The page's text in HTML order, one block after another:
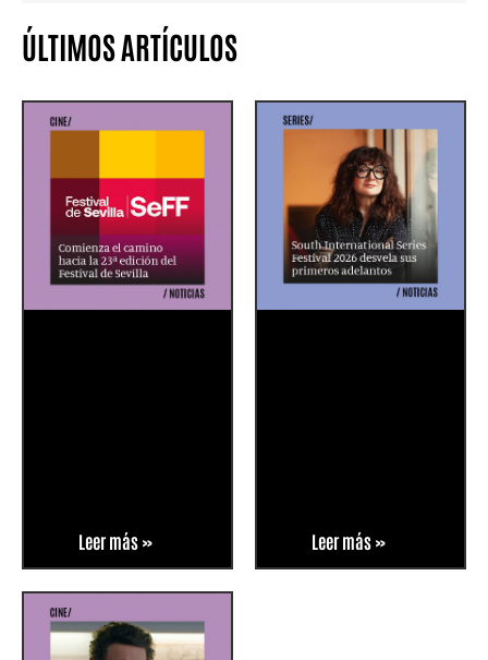
ÚLTIMOS ARTÍCULOS
Leer más » Leer más »